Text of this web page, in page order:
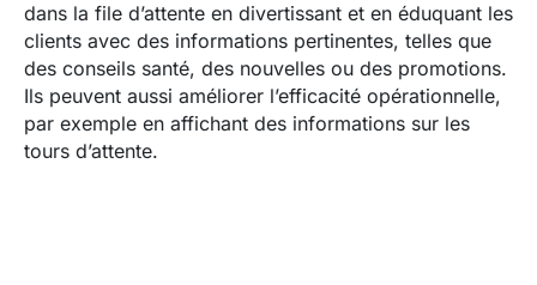
dans la file d’attente en divertissant et en éduquant les
clients avec des informations pertinentes, telles que
des conseils santé, des nouvelles ou des promotions.
Ils peuvent aussi améliorer l’efficacité opérationnelle,
par exemple en affichant des informations sur les
tours d’attente.